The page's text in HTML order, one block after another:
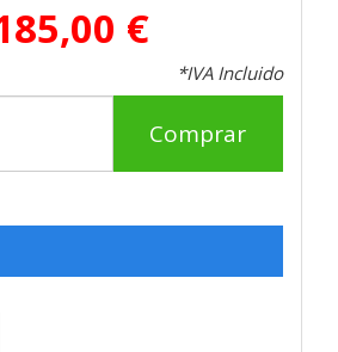
€
*IVA Incluido
Comprar